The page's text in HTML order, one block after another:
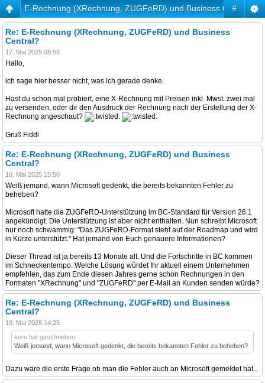
#
E-Rechnung (XRechnung, ZUGFeRD) und Business Central?
Re: E-Rechnung (XRechnung, ZUGFeRD) und Business
Central?
17. Mai 2025 08:56
Hallo,
ich sage hier besser nicht, was ich gerade denke.
Hast du schon mal probiert, eine X-Rechnung mit Preisen inkl. Mwst. zwei mal
zu versenden, oder dir den Ausdruck der Rechnung nach der Erstellung der X-
Rechnung angeschaut?
Gruß Fiddi
Re: E-Rechnung (XRechnung, ZUGFeRD) und Business
Central?
18. Mai 2025 15:50
Weiß jemand, wann Microsoft gedenkt, die bereits bekannten Fehler zu
beheben?
Microsoft hatte die ZUGFeRD-Unterstützung im BC-Standard für Version 26.1
angekündigt. Die Unterstützung ist aber nicht enthalten. Nun schreibt Microsoft
nur noch schwammig: "Das ZUGFeRD-Format steht auf der Roadmap und wird
in Kürze unterstützt." Hat jemand von Euch genauere Informationen?
Dieser Thread ist ja bereits 13 Monate alt. Und die Fortschritte in BC kommen
im Schneckentempo. Welche Lösung würdet Ihr aktuell einem Unternehmen
empfehlen, das zum Ende diesen Jahres gerne schon Rechnungen in den
Formaten "XRechnung" und "ZUGFeRD" per E-Mail an Kunden senden würde?
Re: E-Rechnung (XRechnung, ZUGFeRD) und Business
Central?
19. Mai 2025 14:25
kern hat geschrieben:
Weiß jemand, wann Microsoft gedenkt, die bereits bekannten Fehler zu beheben?
Dazu wäre die erste Frage ob man die Fehler auch an Microsoft gemeldet hat...